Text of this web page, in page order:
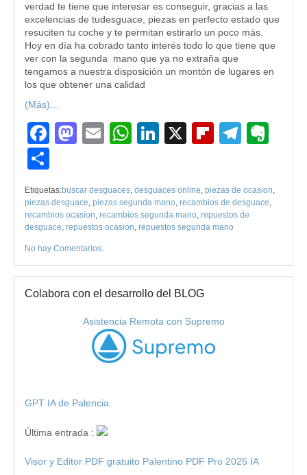
verdad te tiene que interesar es conseguir, gracias a las
excelencias de tudesguace, piezas en perfecto estado que
resuciten tu coche y te permitan estirarlo un poco más.
Hoy en día ha cobrado tanto interés todo lo que tiene que
ver con la segunda mano que ya no extraña que
tengamos a nuestra disposición un montón de lugares en
los que obtener una calidad
(Más)…
Facebook
Mastodon
EmailWhatsApp
LinkedIn
X Flipboard
Etiquetas:buscar desguaces, desguaces online, piezas de ocasion,
piezas desguace, piezas segunda mano, recambios de desguace,
recambios ocasion, recambios segunda mano, repuestos de
desguace, repuestos ocasion, repuestos segunda mano
No hay Comentarios.
Colabora con el desarrollo del BLOG
Asistencia Remota con Supremo
GPT IA de Palencia.
Última entrada :
Visor y Editor PDF gratuito Palentino PDF Pro 2025 IA